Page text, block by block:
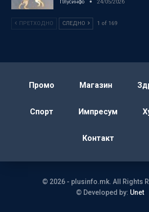
Плусинфо 24/05/2026
ПРЕТХОДНО СЛЕДНО 1 of 169
Промо Магазин
Спорт Импресум
Контакт
© 2026 - plusinfo.mk. All Rights
© Developed by: Unet